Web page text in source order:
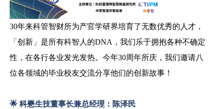
30年来科管智财所为产官学研界培育了无数优秀的人才，
「创新」是所有科智人的DNA ，我们乐于拥抱各种不确定
性，在各行各业发光发热。今年30周年所庆，我们邀请八
位各领域的毕业校友交流分享他们的创新故事！
🌟 科懋生技董事长兼总经理：陈泽民